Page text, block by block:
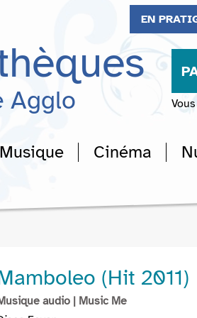
EN
Agglo
Musique Cinéma
(Hit 2011)
audio | Music Me